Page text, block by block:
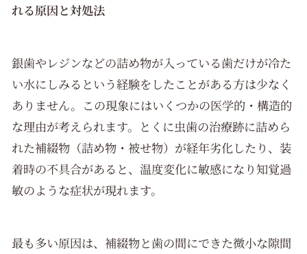
れる原因と対処法
銀歯やレジンなどの詰め物が入っている歯だけが冷た
い水にしみるという経験をしたことがある方は少なく
ありません。この現象にはいくつかの医学的・構造的
な理由が考えられます。とくに虫歯の治療跡に詰めら
れた補綴物（詰め物・被せ物）が経年劣化したり、装
着時の不具合があると、温度変化に敏感になり知覚過
敏のような症状が現れます。
最も多い原因は、補綴物と歯の間にできた微小な隙間